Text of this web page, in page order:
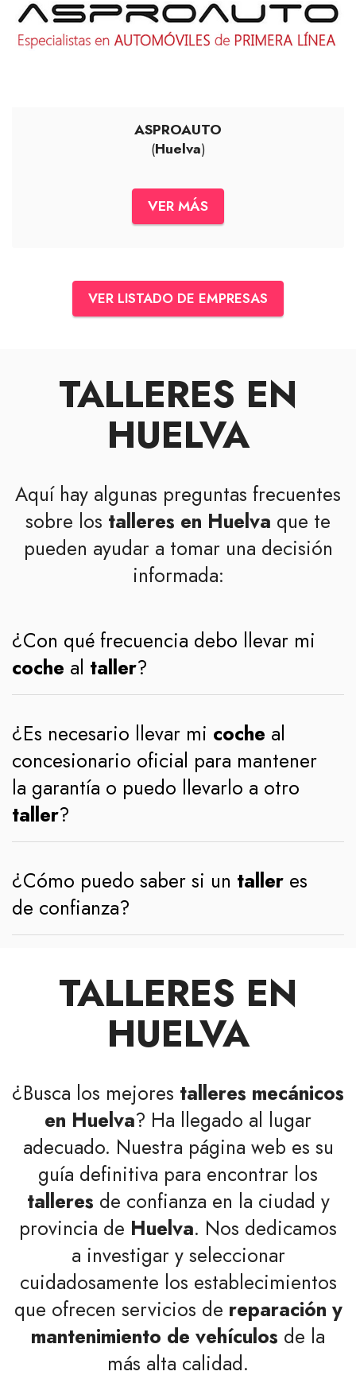
ASPROAUTO
(Huelva)
VER MÁS
VER LISTADO DE EMPRESAS
TALLERES EN
HUELVA
Aquí hay algunas preguntas frecuentes
sobre los talleres en Huelva que te
pueden ayudar a tomar una decisión
informada:
¿Con qué frecuencia debo llevar mi
coche al taller?
¿Es necesario llevar mi coche al
concesionario oficial para mantener
la garantía o puedo llevarlo a otro
taller?
¿Cómo puedo saber si un taller es
de confianza?
TALLERES EN
HUELVA
¿Busca los mejores talleres mecánicos
en Huelva? Ha llegado al lugar
adecuado. Nuestra página web es su
guía definitiva para encontrar los
talleres de confianza en la ciudad y
provincia de Huelva. Nos dedicamos
a investigar y seleccionar
cuidadosamente los establecimientos
que ofrecen servicios de reparación y
mantenimiento de vehículos de la
más alta calidad.